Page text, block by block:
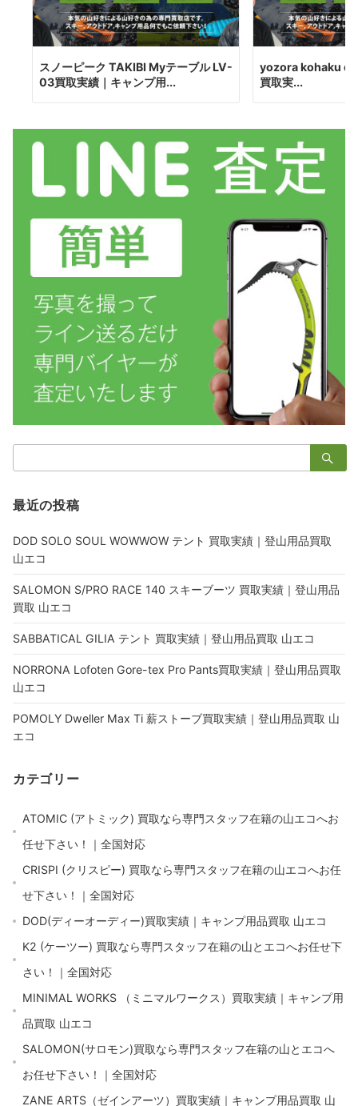
スノーピーク TAKIBI Myテーブル LV-
03買取実績｜キャンプ用...
yozora kohaku
買取実...
索：
最近の投稿
DOD SOLO SOUL WOWWOW テント 買取実績｜登山用品買取
山エコ
SALOMON S/PRO RACE 140 スキーブーツ 買取実績｜登山用品
買取 山エコ
SABBATICAL GILIA テント 買取実績｜登山用品買取 山エコ
NORRONA Lofoten Gore-tex Pro Pants買取実績｜登山用品買取
山エコ
POMOLY Dweller Max Ti 薪ストーブ買取実績｜登山用品買取 山
エコ
カテゴリー
ATOMIC (アトミック) 買取なら専門スタッフ在籍の山エコへお
任せ下さい！｜全国対応
CRISPI (クリスピー) 買取なら専門スタッフ在籍の山エコへお任
せ下さい！｜全国対応
DOD(ディーオーディー)買取実績｜キャンプ用品買取 山エコ
K2 (ケーツー) 買取なら専門スタッフ在籍の山とエコへお任せ下
さい！｜全国対応
MINIMAL WORKS （ミニマルワークス）買取実績｜キャンプ用
品買取 山エコ
SALOMON(サロモン)買取なら専門スタッフ在籍の山とエコへ
お任せ下さい！｜全国対応
ZANE ARTS（ゼインアーツ）買取実績｜キャンプ用品買取 山